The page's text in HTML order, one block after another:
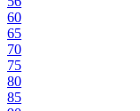
60
65
70
75
80
85